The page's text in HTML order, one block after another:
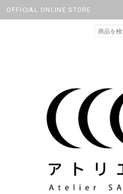
OFFICIAL ONLINE STORE